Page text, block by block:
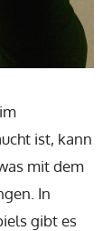
ist, kann
mit dem
In
gibt es